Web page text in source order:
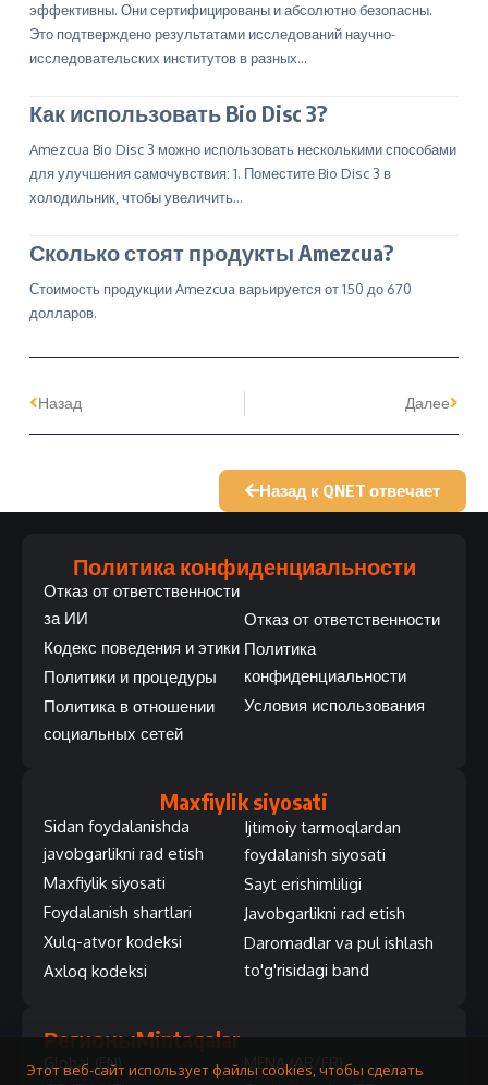
эффективны. Они сертифицированы и абсолютно безопасны.
Это подтверждено результатами исследований научно-
исследовательских институтов в разных…
Как использовать Bio Disc 3?
Amezcua Bio Disc 3 можно использовать несколькими способами
для улучшения самочувствия: 1. Поместите Bio Disc 3 в
холодильник, чтобы увеличить…
Сколько стоят продукты Amezcua?
Стоимость продукции Amezcua варьируется от 150 до 670
долларов.
Назад Далее
Назад к QNET отвечает
Политика конфиденциальности
Отказ от ответственности
за ИИ
Кодекс поведения и этики
Политики и процедуры
Политика в отношении
социальных сетей
Отказ от ответственности
Политика
конфиденциальности
Условия использования
Maxfiylik siyosati
Sidan foydalanishda
javobgarlikni rad etish
Maxfiylik siyosati
Foydalanish shartlari
Xulq-atvor kodeksi
Axloq kodeksi
Ijtimoiy tarmoqlardan
foydalanish siyosati
Sayt erishimliligi
Javobgarlikni rad etish
Daromadlar va pul ishlash
to'g'risidagi band
РегионыMintaqalar
Global (EN)
MENA (AR/FR)
Этот веб-сайт использует файлы cookies, чтобы сделать